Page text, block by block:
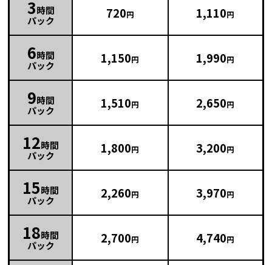
3時間
パック
720円 1,110円
6時間
パック
1,150円 1,990円
9時間
パック
1,510円 2,650円
12時間
パック
1,800円 3,200円
15時間
パック
2,260円 3,970円
18時間
パック
2,700円 4,740円